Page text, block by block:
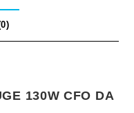
130W CFO DA